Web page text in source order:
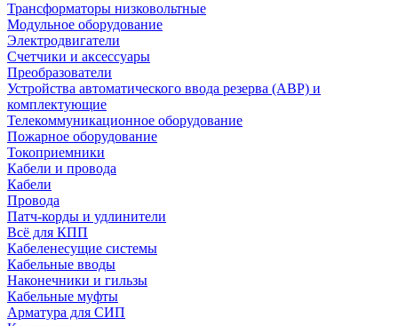
Трансформаторы низковольтные
Модульное оборудование
Электродвигатели
Счетчики и аксессуары
Преобразователи
Устройства автоматического ввода резерва (АВР) и
комплектующие
Телекоммуникационное оборудование
Пожарное оборудование
Токоприемники
Кабели и провода
Кабели
Провода
Патч-корды и удлинители
Всё для КПП
Кабеленесущие системы
Кабельные вводы
Наконечники и гильзы
Кабельные муфты
Арматура для СИП